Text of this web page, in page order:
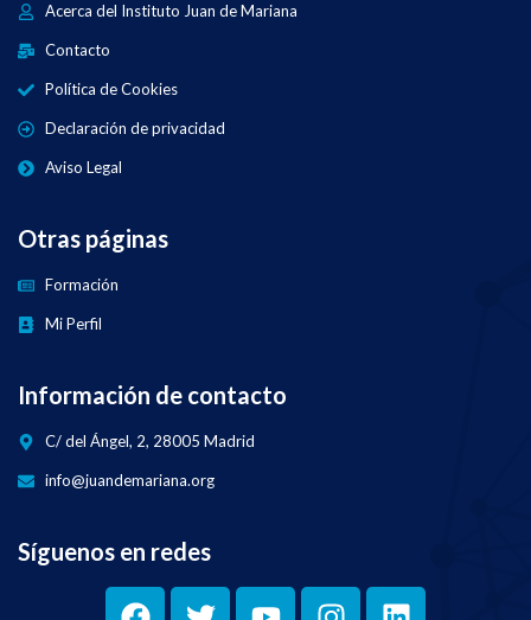
Acerca del Instituto Juan de Mariana
Contacto
Política de Cookies
Declaración de privacidad
Aviso Legal
Otras páginas
Formación
Mi Perfil
Información de contacto
C/ del Ángel, 2, 28005 Madrid
info@juandemariana.org
Síguenos en redes